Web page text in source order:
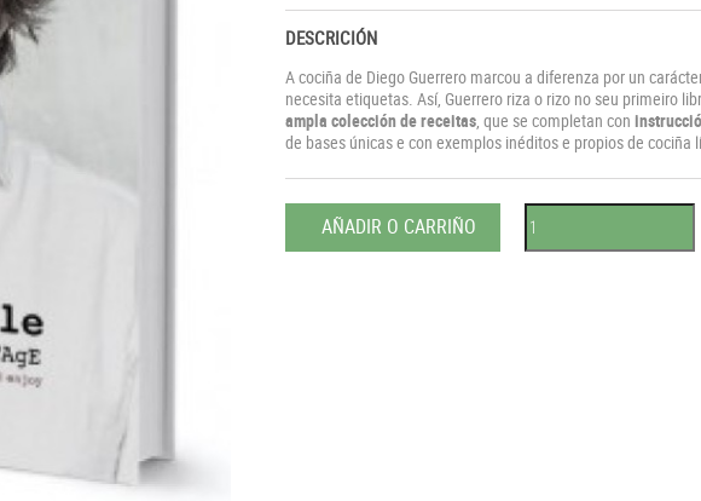
DESCRICIÓN
A cociña de Diego Guerrero marcou a diferenza por un
necesita etiquetas. Así, Guerrero riza o rizo no seu primeiro
ampla colección de receitas , que se completan con
de bases únicas e con exemplos inéditos e propios de cociña
AÑADIR O CARRIÑO